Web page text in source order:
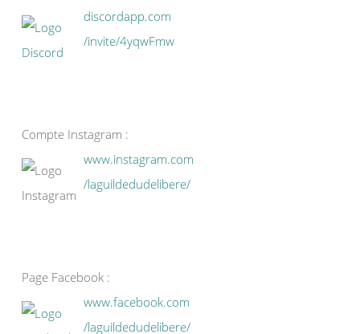
discordapp.com
/invite/4yqwFmw
Compte Instagram :
www.instagram.com
/laguildedudelibere/
Page Facebook :
www.facebook.com
/laguildedudelibere/